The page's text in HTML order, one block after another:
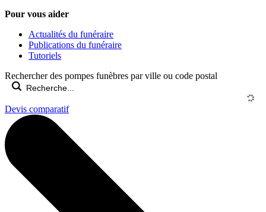
Pour vous aider
Actualités du funéraire
Publications du funéraire
Tutoriels
Rechercher des pompes funèbres par ville ou code postal
Devis comparatif